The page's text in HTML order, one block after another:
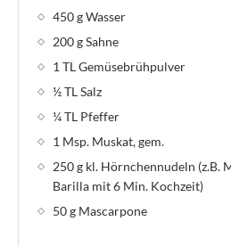
450 g Wasser
200 g Sahne
1 TL Gemüsebrühpulver
½ TL Salz
¼ TL Pfeffer
1 Msp. Muskat, gem.
250 g kl. Hörnchennudeln (z.B.
Barilla mit 6 Min. Kochzeit)
50 g Mascarpone